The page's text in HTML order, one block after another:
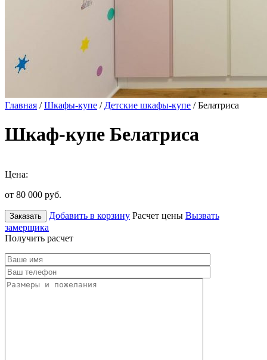
Главная /Шкафы-купе / Детские шкафы-купе / Белатриса
Шкаф-купе Белатриса
Цена:
от 80 000 руб.
Заказать Добавить в корзину Расчет цены Вызвать
замерщика
Получить расчет